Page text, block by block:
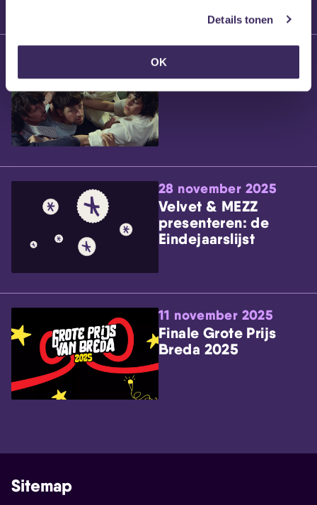
Details tonen
OK24 maart 2026
Willem’s Blog: Ão
28 november 2025
Velvet & MEZZ
presenteren: de
Eindejaarslijst
11 november 2025
Finale Grote Prijs
Breda 2025
Sitemap